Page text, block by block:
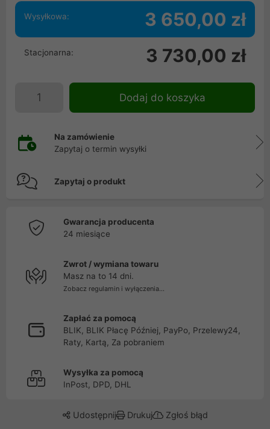
Wysyłkowa: 3 650,00 zł
Stacjonarna: 3 730,00 zł
Dodaj do koszyka
Na zamówienie
Zapytaj o termin wysyłki
Zapytaj o produkt
Gwarancja producenta
24 miesiące
Zwrot / wymiana towaru
Masz na to 14 dni.
Zobacz regulamin i wyłączenia...
Zapłać za pomocą
BLIK, BLIK Płacę Później, PayPo, Przelewy24,
Raty, Kartą, Za pobraniem
Wysyłka za pomocą
InPost, DPD, DHL
Udostępnij Drukuj Zgłoś błąd